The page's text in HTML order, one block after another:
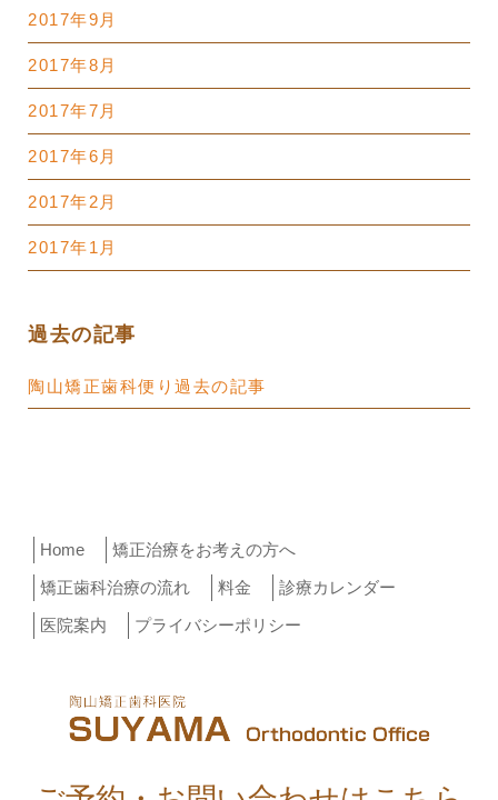
2017年9月
2017年8月
2017年7月
2017年6月
2017年2月
2017年1月
過去の記事
陶山矯正歯科便り過去の記事
Home
矯正治療をお考えの方へ
矯正歯科治療の流れ
料金
診療カレンダー
医院案内
プライバシーポリシー